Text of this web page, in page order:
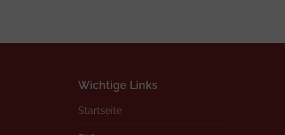
Wichtige Links
Startseite